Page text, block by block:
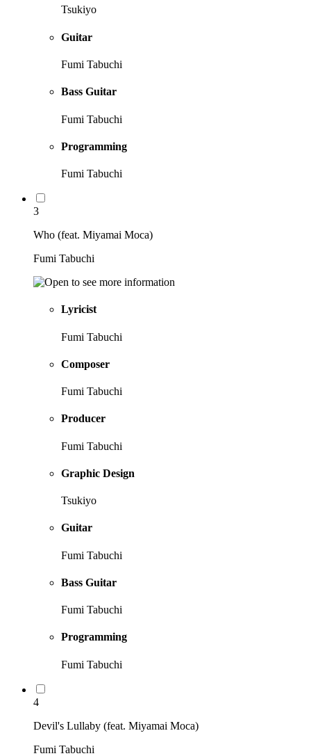
Tsukiyo
Guitar
Fumi Tabuchi
Bass Guitar
Fumi Tabuchi
Programming
Fumi Tabuchi
3
Who (feat. Miyamai Moca)
Fumi Tabuchi
Lyricist
Fumi Tabuchi
Composer
Fumi Tabuchi
Producer
Fumi Tabuchi
Graphic Design
Tsukiyo
Guitar
Fumi Tabuchi
Bass Guitar
Fumi Tabuchi
Programming
Fumi Tabuchi
4
Devil's Lullaby (feat. Miyamai Moca)
Fumi Tabuchi